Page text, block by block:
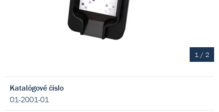
1 / 2
Katalógové číslo
01-2001-01